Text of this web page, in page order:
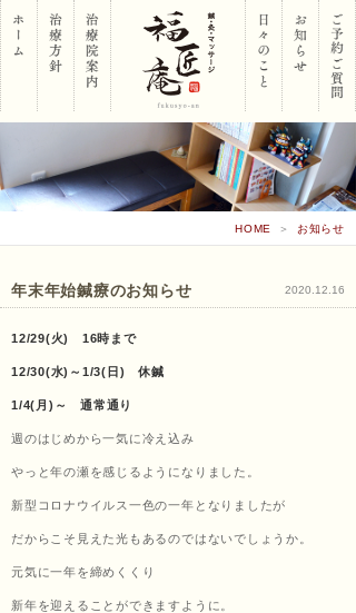
岡山
市南
灸･マ
ッサ
HOME ＞ お知らせ
2020.12.16
年末年始鍼療のお知らせ
12/29(火) 16時まで
12/30(水)～1/3(日) 休鍼
1/4(月)～ 通常通り
週のはじめから一気に冷え込み
やっと年の瀬を感じるようになりました。
新型コロナウイルス一色の一年となりましたが
だからこそ見えた光もあるのではないでしょうか。
元気に一年を締めくくり
新年を迎えることができますように。